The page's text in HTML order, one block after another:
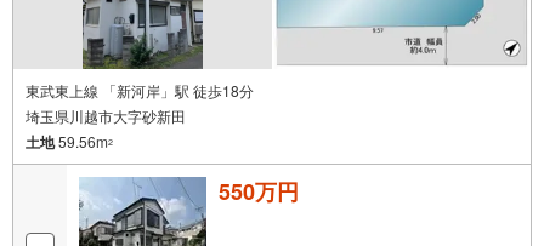
東武東上線 「新河岸」駅 徒歩18分
埼玉県川越市大字砂新田
土地59.56m2
550万円